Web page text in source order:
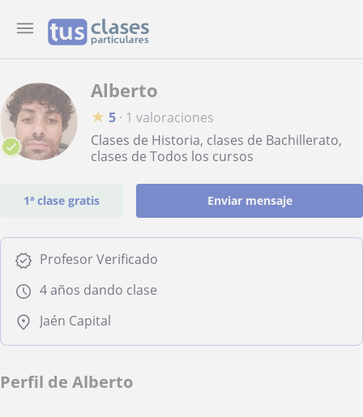
Alberto
★ 5 · 1 valoraciones
Clases de Historia, clases de Bachillerato,
clases de Todos los cursos
1ª clase gratis Enviar mensaje
Profesor Verificado
4 años dando clase
Jaén Capital
Perfil de Alberto